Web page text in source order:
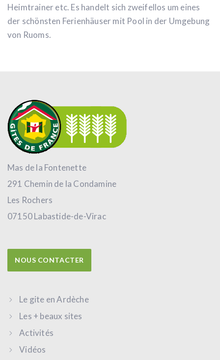
Heimtrainer etc. Es handelt sich zweifellos um eines
der schönsten Ferienhäuser mit Pool in der Umgebung
von Ruoms.
Mas de la Fontenette
291 Chemin de la Condamine
Les Rochers
07150 Labastide-de-Virac
NOUS CONTACTER
Le gite en Ardèche
Les + beaux sites
Activités
Vidéos